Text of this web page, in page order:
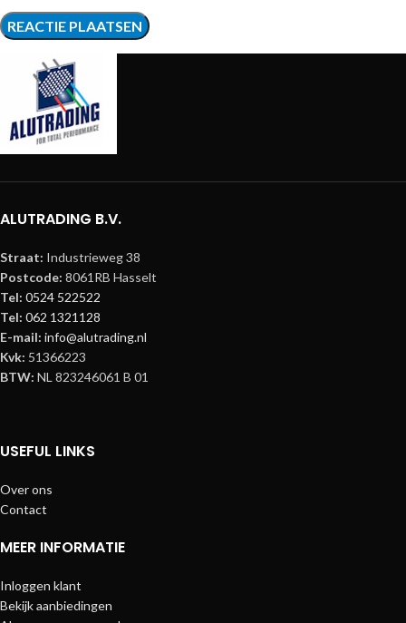
ALUTRADING B.V.
Straat: Industrieweg 38
Postcode: 8061RB Hasselt
Tel: 0524 522522
Tel: 062 1321128
E-mail: info@alutrading.nl
Kvk: 51366223
BTW: NL 823246061 B 01
USEFUL LINKS
Over ons
Contact
MEER INFORMATIE
Inloggen klant
Bekijk aanbiedingen